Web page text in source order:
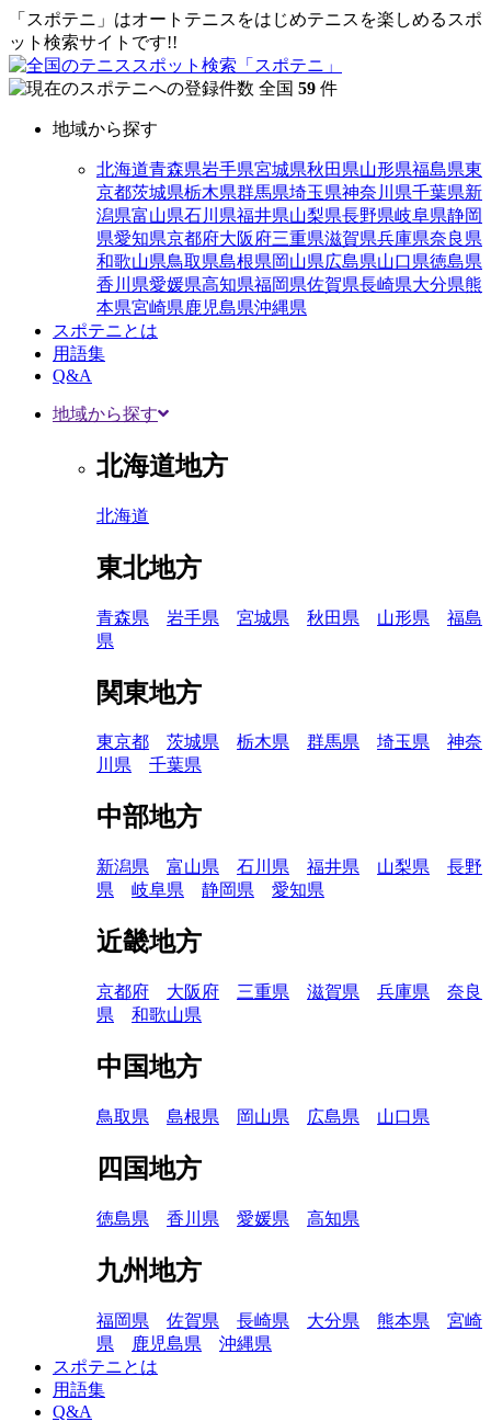
「スポテニ」はオートテニスをはじめテニスを楽しめるスポ
ット検索サイトです!!
全国 59 件
地域から探す
北海道青森県岩手県宮城県秋田県山形県福島県東
京都茨城県栃木県群馬県埼玉県神奈川県千葉県新
潟県富山県石川県福井県山梨県長野県岐阜県静岡
県愛知県京都府大阪府三重県滋賀県兵庫県奈良県
和歌山県鳥取県島根県岡山県広島県山口県徳島県
香川県愛媛県高知県福岡県佐賀県長崎県大分県熊
本県宮崎県鹿児島県沖縄県
スポテニとは
用語集
Q&A
地域から探す
北海道地方
北海道
東北地方
青森県 岩手県 宮城県 秋田県 山形県
福島
県
関東地方
東京都 茨城県 栃木県 群馬県 埼玉県
神奈
川県
千葉県
中部地方
新潟県 富山県 石川県 福井県 山梨県
長野
県
岐阜県 静岡県 愛知県
近畿地方
京都府 大阪府 三重県 滋賀県 兵庫県
奈良
県
和歌山県
中国地方
鳥取県 島根県 岡山県 広島県 山口県
四国地方
徳島県 香川県 愛媛県 高知県
九州地方
福岡県 佐賀県 長崎県 大分県 熊本県
宮崎
県
鹿児島県
沖縄県
スポテニとは
用語集
Q&A